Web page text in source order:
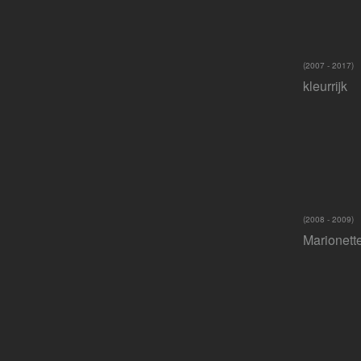
kleurrijk
(2007 - 2017)
(2008 - 2009)